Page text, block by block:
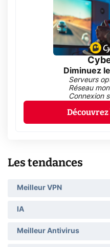
Diminuez
Serveurs
Réseau
Connexion
Les tendances
Meilleur VPN
IA
Meilleur Antivirus